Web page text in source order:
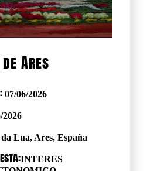
Ares
07/06/2026
2026
Lua, Ares, España
INTERES